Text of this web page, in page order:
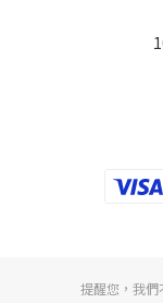
提醒您，我們